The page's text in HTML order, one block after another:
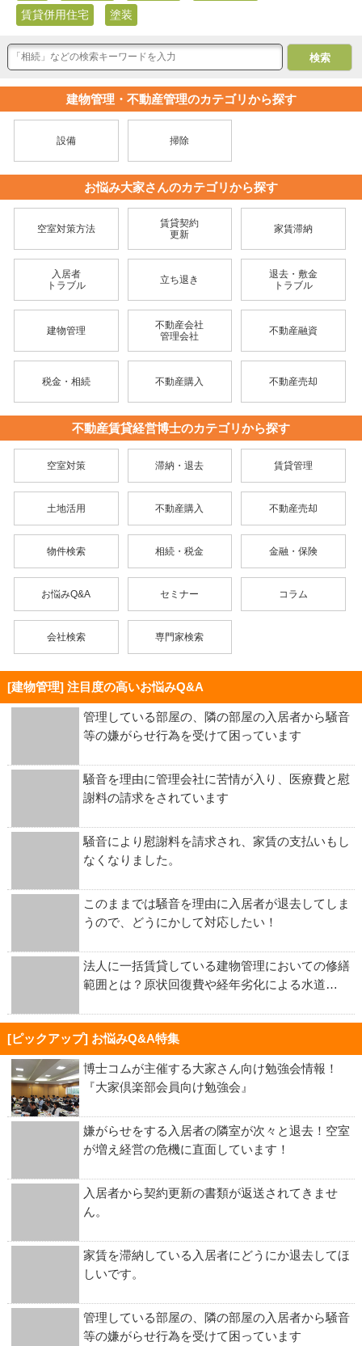
賃貸併用住宅 塗装
建物管理・不動産管理のカテゴリから探す
設備 掃除
お悩み大家さんのカテゴリから探す
空室対策方法
賃貸契約
更新
家賃滞納
入居者
トラブル
立ち退き
退去・敷金
トラブル
建物管理
不動産会社
管理会社
不動産融資
税金・相続 不動産購入 不動産売却
不動産賃貸経営博士のカテゴリから探す
空室対策 滞納・退去 賃貸管理
土地活用 不動産購入 不動産売却
物件検索 相続・税金 金融・保険
お悩みQ&A セミナー コラム
会社検索 専門家検索
[建物管理] 注目度の高いお悩みQ&A
管理している部屋の、隣の部屋の入居者から騒音
等の嫌がらせ行為を受けて困っています
騒音を理由に管理会社に苦情が入り、医療費と慰
謝料の請求をされています
騒音により慰謝料を請求され、家賃の支払いもし
なくなりました。
このままでは騒音を理由に入居者が退去してしま
うので、どうにかして対応したい！
法人に一括賃貸している建物管理においての修繕
範囲とは？原状回復費や経年劣化による水道…
[ピックアップ] お悩みQ&A特集
博士コムが主催する大家さん向け勉強会情報！
『大家倶楽部会員向け勉強会』
嫌がらせをする入居者の隣室が次々と退去！空室
が増え経営の危機に直面しています！
入居者から契約更新の書類が返送されてきませ
ん。
家賃を滞納している入居者にどうにか退去してほ
しいです。
管理している部屋の、隣の部屋の入居者から騒音
等の嫌がらせ行為を受けて困っています